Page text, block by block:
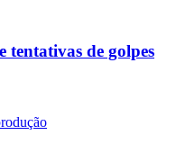
tentativas de golpes